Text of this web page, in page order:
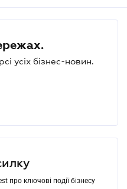
усіх бізнес-новин.
про ключові події бізнесу